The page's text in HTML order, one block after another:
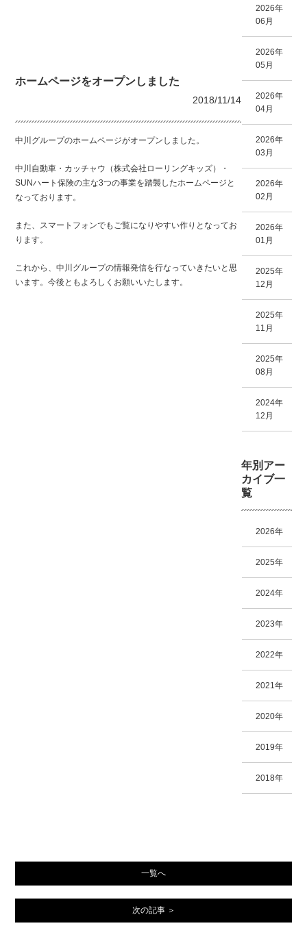
ホームページをオープンしました
2018/11/14
中川グループのホームページがオープンしました。
中川自動車・カッチャウ（株式会社ローリングキッズ）・
SUNハート保険の主な3つの事業を踏襲したホームページと
なっております。
また、スマートフォンでもご覧になりやすい作りとなってお
ります。
これから、中川グループの情報発信を行なっていきたいと思
います。今後ともよろしくお願いいたします。
2026年
06月
2026年
05月
2026年
04月
2026年
03月
2026年
02月
2026年
01月
2025年
12月
2025年
11月
2025年
08月
2024年
12月
年別アー
カイブ一
覧
2026年
2025年
2024年
2023年
2022年
2021年
2020年
2019年
2018年
一覧へ
次の記事 ＞